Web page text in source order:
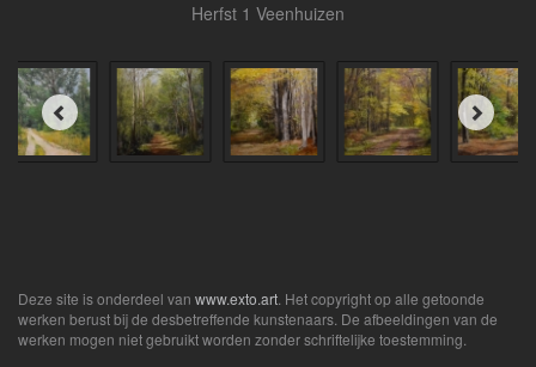
Herfst 1 Veenhuizen
Deze site is onderdeel van www.exto.art . Het copyright op alle getoonde
werken berust bij de desbetreffende kunstenaars. De afbeeldingen van de
werken mogen niet gebruikt worden zonder schriftelijke toestemming.